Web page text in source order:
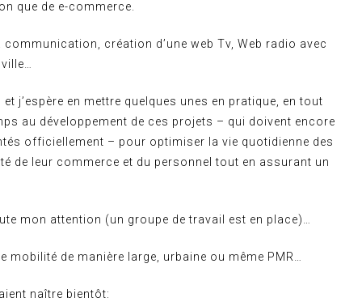
que de e-commerce.
création d’une web Tv, Web radio avec
j’espère en mettre quelques unes en pratique, en tout
au développement de ces projets – qui doivent encore
officiellement – pour optimiser la vie quotidienne des
de leur commerce et du personnel tout en assurant un
mon attention (un groupe de travail est en place)…
de manière large, urbaine ou même PMR…
naître bientôt: